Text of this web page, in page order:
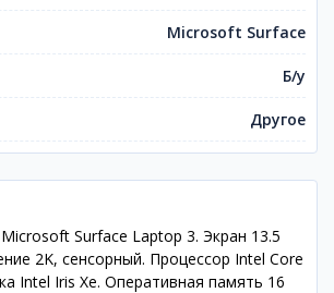
Microsoft Surface
Б/у
Другое
Surface Laptop 3. Экран 13.5
2K, сенсорный. Процессор Intel Core
Intel Iris Xe. Оперативная память 16